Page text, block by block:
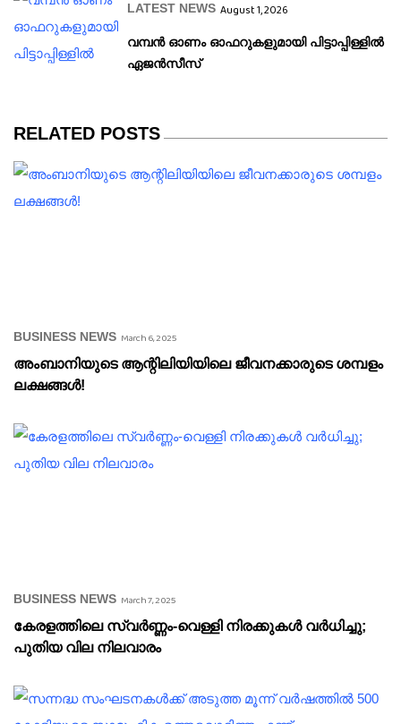
LATEST NEWS August 1, 2026
വമ്പന്‍ ഓണം ഓഫറുകളുമായി പിട്ടാപ്പിള്ളില്‍
ഏജന്‍സീസ്
RELATED POSTS
BUSINESS NEWS March 6, 2025
അംബാനിയുടെ ആന്റിലിയിയിലെ ജീവനക്കാരുടെ ശമ്പളം
ലക്ഷങ്ങൾ!
BUSINESS NEWS March 7, 2025
കേരളത്തിലെ സ്വർണ്ണം-വെള്ളി നിരക്കുകൾ വർധിച്ചു;
പുതിയ വില നിലവാരം